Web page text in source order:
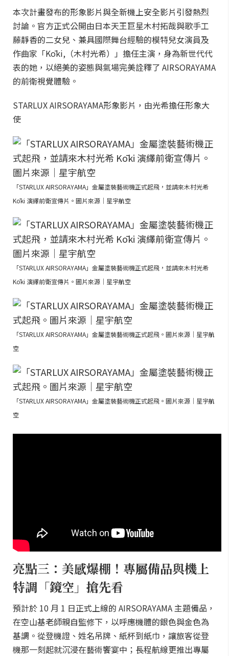
本次計畫發布的形象影片與全新機上安全影片引發熱烈
討論。官方正式公開由日本天王巨星木村拓哉與歌手工
藤靜香的二女兒、兼具國際舞台經驗的模特兒女演員及
作曲家「Kōki,（木村光希）」擔任主演，身為新世代代
表的她，以絕美的姿態與氣場完美詮釋了 AIRSORAYAMA
的前衛視覺體驗。
STARLUX AIRSORAYAMA形象影片，由光希擔任形象大
使
「STARLUX AIRSORAYAMA」金屬塗裝藝術機正式起飛，並請來木村光希
Kōki 演繹前衛宣傳片。圖片來源｜星宇航空
「STARLUX AIRSORAYAMA」金屬塗裝藝術機正式起飛，並請來木村光希
Kōki 演繹前衛宣傳片。圖片來源｜星宇航空
「STARLUX AIRSORAYAMA」金屬塗裝藝術機正式起飛。圖片來源｜星宇航
空
「STARLUX AIRSORAYAMA」金屬塗裝藝術機正式起飛。圖片來源｜星宇航
空
亮點三：美感爆棚！專屬備品與機上
特調「鏡空」搶先看
預計於 10 月 1 日正式上線的 AIRSORAYAMA 主題備品，
在空山基老師親自監修下，以呼應機體的銀色與金色為
基調。從登機證、姓名吊牌、紙杯到紙巾，讓旅客從登
機那一刻起就沉浸在藝術饗宴中；長程航線更推出專屬